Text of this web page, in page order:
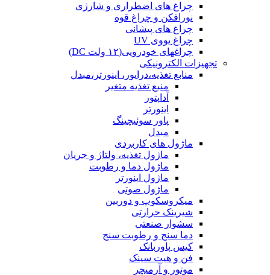
چراغ های اضطراری و شارژی
نورافکن و چراغ قوه
چراغ های پیشانی
چراغ یووی UV
چراغهای خودرویی(۱۲ ولت DC)
تجهیزات الکترونیکی
منابع تغذیه،درایور، اینورتر،مبدل
منبع تغذیه متغیر
آداپتور
اینورتر
پاور سوئیچینگ
مبدل
ماژول های کاربردی
ماژول تغذیه، ولتاژ و جریان
ماژول دما و رطوبت
ماژول اینورتر
ماژول صوتی
میکروسکوپ و دوربین
شیرینک حرارتی
سشوار صنعتی
دما سنج و رطوبت سنج
کیس پاوربانک
فن و هیت سینک
موتور و آرمیچر